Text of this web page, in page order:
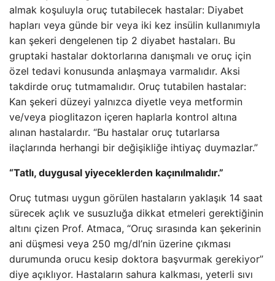
almak koşuluyla oruç tutabilecek hastalar: Diyabet
hapları veya günde bir veya iki kez insülin kullanımıyla
kan şekeri dengelenen tip 2 diyabet hastaları. Bu
gruptaki hastalar doktorlarına danışmalı ve oruç için
özel tedavi konusunda anlaşmaya varmalıdır. Aksi
takdirde oruç tutmamalıdır. Oruç tutabilen hastalar:
Kan şekeri düzeyi yalnızca diyetle veya metformin
ve/veya pioglitazon içeren haplarla kontrol altına
alınan hastalardır. “Bu hastalar oruç tutarlarsa
ilaçlarında herhangi bir değişikliğe ihtiyaç duymazlar.”
“Tatlı, duygusal yiyeceklerden kaçınılmalıdır.”
Oruç tutması uygun görülen hastaların yaklaşık 14 saat
sürecek açlık ve susuzluğa dikkat etmeleri gerektiğinin
altını çizen Prof. Atmaca, “Oruç sırasında kan şekerinin
ani düşmesi veya 250 mg/dl’nin üzerine çıkması
durumunda orucu kesip doktora başvurmak gerekiyor”
diye açıklıyor. Hastaların sahura kalkması, yeterli sıvı